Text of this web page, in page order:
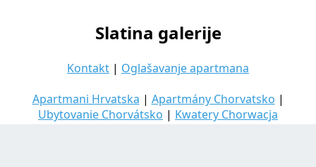
Slatina galerije
Kontakt | Oglašavanje apartmana
Apartmani Hrvatska | Apartmány Chorvatsko |
Ubytovanie Chorvátsko | Kwatery Chorwacja